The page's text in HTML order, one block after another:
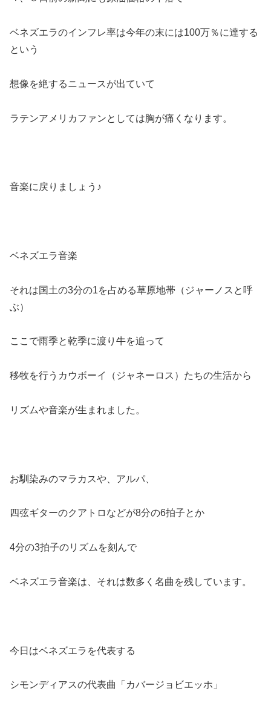
ベネズエラのインフレ率は今年の末には100万％に達する
という
想像を絶するニュースが出ていて
ラテンアメリカファンとしては胸が痛くなります。
音楽に戻りましょう♪
ベネズエラ音楽
それは国土の3分の1を占める草原地帯（ジャーノスと呼
ぶ）
ここで雨季と乾季に渡り牛を追って
移牧を行うカウボーイ（ジャネーロス）たちの生活から
リズムや音楽が生まれました。
お馴染みのマラカスや、アルパ、
四弦ギターのクアトロなどが8分の6拍子とか
4分の3拍子のリズムを刻んで
ベネズエラ音楽は、それは数多く名曲を残しています。
今日はベネズエラを代表する
シモンディアスの代表曲「カバージョビエッホ」